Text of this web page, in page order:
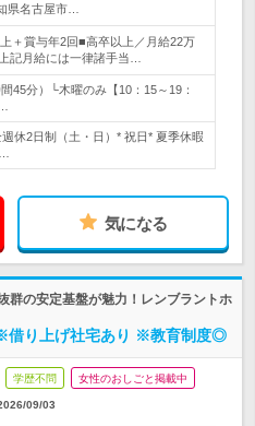
県名古屋市…
＋賞与年2回■高卒以上／月給22万
記月給には一律諸手当…
45分）└木曜のみ【10：15～19：
休2日制（土・日）* 祝日* 夏季休暇
気になる
群の安定基盤が魅力！レンブラントホ
借り上げ社宅あり ※教育制度◎
学歴不問 女性のおしごと掲載中
09/03